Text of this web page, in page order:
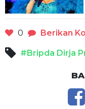
0 Berikan
#Bripda Dirja